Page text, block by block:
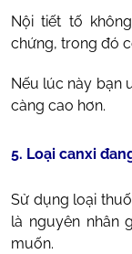
Nội tiết tố
chứng, trong đó
Nếu lúc này bạn
càng cao hơn.
5. Loại canxi
Sử dụng loại
là nguyên nhân
muốn.